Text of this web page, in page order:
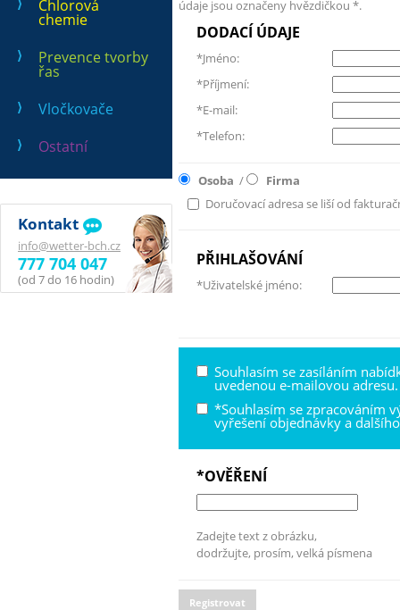
Chlorová
chemie
Prevence tvorby
řas
Vločkovače
Ostatní
Kontakt
info@wetter-bch.cz
777 704 047
(od 7 do 16 hodin)
údaje jsou označeny hvězdičkou *.
DODACÍ ÚDAJE
*Jméno:
*Příjmení:
*E-mail:
*Telefon:
Osoba /
Firma
Doručovací adresa se liší od
PŘIHLAŠOVÁNÍ
*Uživatelské jméno:
Souhlasím se zasíláním
uvedenou e-mailovou adresu.
*Souhlasím se zpracováním
vyřešení objednávky a
*OVĚŘENÍ
Zadejte text z obrázku,
dodržujte, prosím, velká písmena
Registrovat